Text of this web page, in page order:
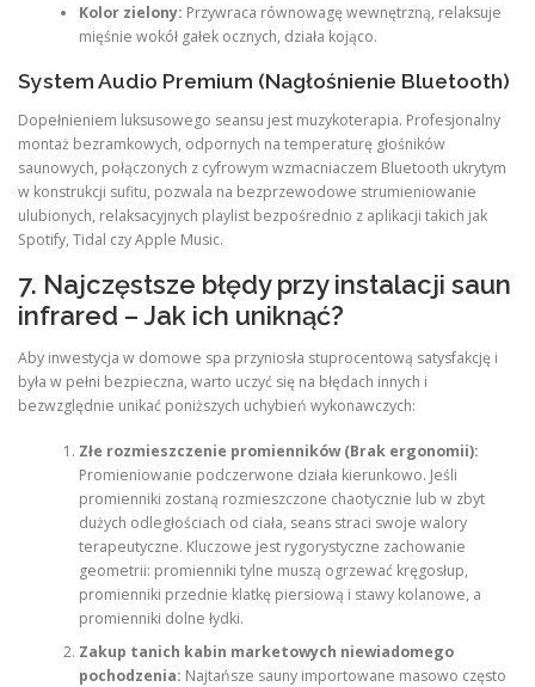
Kolor zielony: Przywraca równowagę wewnętrzną, relaksuje
mięśnie wokół gałek ocznych, działa kojąco.
System Audio Premium (Nagłośnienie Bluetooth)
Dopełnieniem luksusowego seansu jest muzykoterapia. Profesjonalny
montaż bezramkowych, odpornych na temperaturę głośników
saunowych, połączonych z cyfrowym wzmacniaczem Bluetooth ukrytym
w konstrukcji sufitu, pozwala na bezprzewodowe strumieniowanie
ulubionych, relaksacyjnych playlist bezpośrednio z aplikacji takich jak
Spotify, Tidal czy Apple Music.
7. Najczęstsze błędy przy instalacji saun
infrared – Jak ich uniknąć?
Aby inwestycja w domowe spa przyniosła stuprocentową satysfakcję i
była w pełni bezpieczna, warto uczyć się na błędach innych i
bezwzględnie unikać poniższych uchybień wykonawczych:
Złe rozmieszczenie promienników (Brak ergonomii):
Promieniowanie podczerwone działa kierunkowo. Jeśli
promienniki zostaną rozmieszczone chaotycznie lub w zbyt
dużych odległościach od ciała, seans straci swoje walory
terapeutyczne. Kluczowe jest rygorystyczne zachowanie
geometrii: promienniki tylne muszą ogrzewać kręgosłup,
promienniki przednie klatkę piersiową i stawy kolanowe, a
promienniki dolne łydki.
Zakup tanich kabin marketowych niewiadomego
pochodzenia: Najtańsze sauny importowane masowo często